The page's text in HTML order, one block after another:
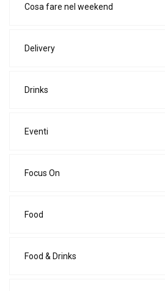
Cosa fare nel weekend
Delivery
Drinks
Eventi
Focus On
Food
Food & Drinks